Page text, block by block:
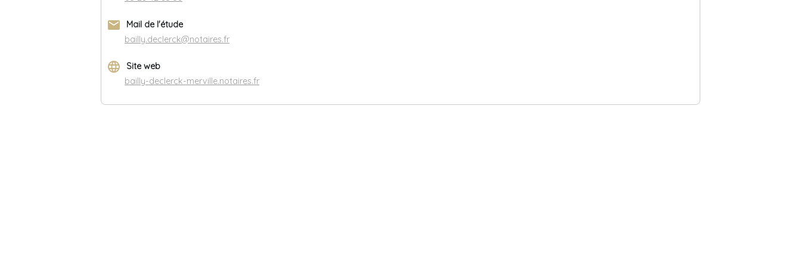
email
Mail de l'étude
bailly.declerck@notaires.fr
language
Site web
bailly-declerck-merville.notaires.fr